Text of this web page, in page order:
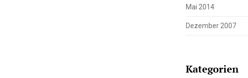
Mai 2014
Dezember 2007
Kategorien